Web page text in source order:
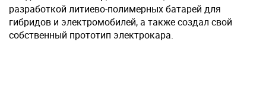
разработкой литиево-полимерных батарей для
гибридов и электромобилей, а также создал свой
собственный прототип электрокара.